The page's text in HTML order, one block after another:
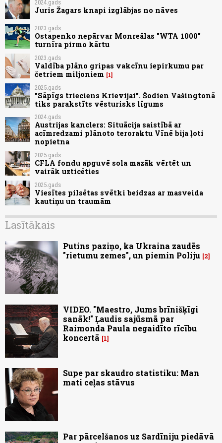
2024.gads
Juris Žagars knapi izglābjas no nāves
2023.gads
Ostapenko nepārvar Monreālas "WTA 1000"
turnīra pirmo kārtu
2023.gads
Valdība plāno gripas vakcīnu iepirkumu par
četriem miljoniem
1
2025.gads
"Sāpīgs trieciens Krievijai". Šodien Vašingtonā
tiks parakstīts vēsturisks līgums
2024.gads
Austrijas kanclers: Situācija saistībā ar
acīmredzami plānoto teroraktu Vīnē bija ļoti
nopietna
2025.gads
CFLA fondu apguvē sola mazāk vērtēt un
vairāk uzticēties
2025.gads
Viesītes pilsētas svētki beidzas ar masveida
kautiņu un traumām
Lasītākais
Putins paziņo, ka Ukraina zaudēs
"rietumu zemes", un piemin Poliju 2
VIDEO. "Maestro, Jums brīnišķīgi
sanāk!" Ļaudis sajūsmā par
Raimonda Paula negaidīto rīcību
koncertā
1
Supe par skaudro statistiku: Man
mati ceļas stāvus
Par pārcelšanos uz Sardīniju piedāvā